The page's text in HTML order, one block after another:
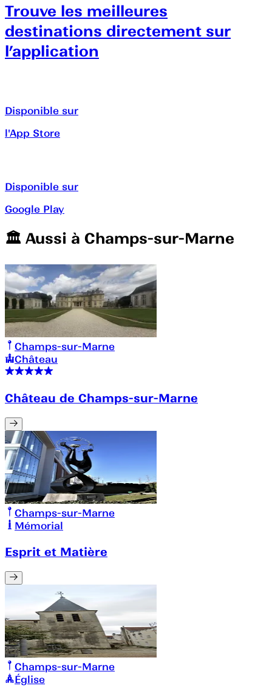
Trouve les meilleures
destinations directement sur
l’application
Disponible sur
l'App Store
Disponible sur
Google Play
🏛️️ Aussi à Champs-sur-Marne
Champs-sur-Marne
Château
Château de Champs-sur-Marne
Champs-sur-Marne
Mémorial
Esprit et Matière
Champs-sur-Marne
Église